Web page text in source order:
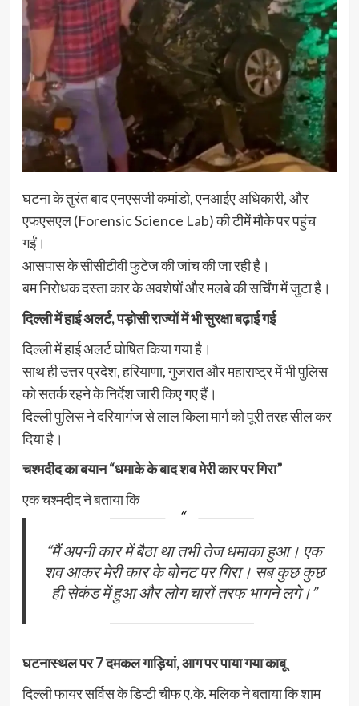
घटना के तुरंत बाद एनएसजी कमांडो, एनआईए अधिकारी, और
एफएसएल (Forensic Science Lab) की टीमें मौके पर पहुंच
गईं।
आसपास के सीसीटीवी फुटेज की जांच की जा रही है।
बम निरोधक दस्ता कार के अवशेषों और मलबे की सर्चिंग में जुटा है।
दिल्ली में हाई अलर्ट, पड़ोसी राज्यों में भी सुरक्षा बढ़ाई गई
दिल्ली में हाई अलर्ट घोषित किया गया है।
साथ ही उत्तर प्रदेश, हरियाणा, गुजरात और महाराष्ट्र में भी पुलिस
को सतर्क रहने के निर्देश जारी किए गए हैं।
दिल्ली पुलिस ने दरियागंज से लाल किला मार्ग को पूरी तरह सील कर
दिया है।
चश्मदीद का बयान “धमाके के बाद शव मेरी कार पर गिरा”
एक चश्मदीद ने बताया कि
“मैं अपनी कार में बैठा था तभी तेज धमाका हुआ। एक
शव आकर मेरी कार के बोनट पर गिरा। सब कुछ कुछ
ही सेकंड में हुआ और लोग चारों तरफ भागने लगे।”
घटनास्थल पर 7 दमकल गाड़ियां, आग पर पाया गया काबू
दिल्ली फायर सर्विस के डिप्टी चीफ ए.के. मलिक ने बताया कि शाम